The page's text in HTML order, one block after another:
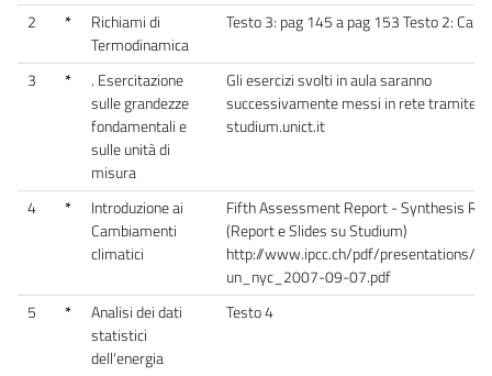
2 *
Richiami di
Termodinamica
Testo 3: pag 145 a pag 153 Testo 2: Cap
3 *
. Esercitazione
sulle grandezze
fondamentali e
sulle unità di
misura
Gli esercizi svolti in aula saranno
successivamente messi in rete tramite il
studium.unict.it
4 *
Introduzione ai
Cambiamenti
climatici
Fifth Assessment Report - Synthesis
(Report e Slides su Studium)
http://www.ipcc.ch/pdf/presentations/
un_nyc_2007-09-07.pdf
5
*
Analisi dei dati
statistici
dell'energia
Testo 4